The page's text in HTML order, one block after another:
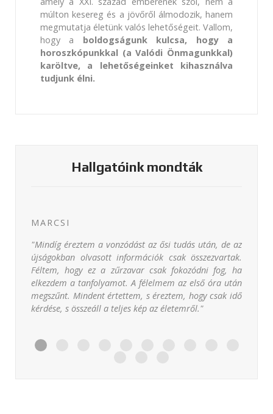
múlton kesereg és a jövőről álmodozik, hanem
megmutatja életünk valós lehetőségeit. Vallom,
hogy a boldogságunk kulcsa, hogy a
horoszkópunkkal (a Valódi Önmagunkkal)
karöltve, a lehetőségeinket kihasználva
tudjunk élni.
Hallgatóink mondták
MARCSI
"Mindíg éreztem a vonzódást az ősi tudás után, de az
újságokban olvasott információk csak összezvartak.
Féltem, hogy ez a zűrzavar csak fokozódni fog, ha
elkezdem a tanfolyamot. A félelmem az első óra után
megszűnt. Mindent értettem, s éreztem, hogy csak idő
kérdése, s összeáll a teljes kép az életemről."